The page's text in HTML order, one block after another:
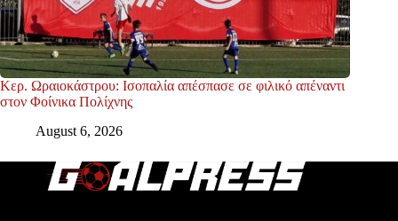
Κερ. Ωραιοκάστρου: Ισοπαλία απέσπασε σε φιλικό απέναντι
στον Φοίνικα Πολίχνης
August 6, 2026